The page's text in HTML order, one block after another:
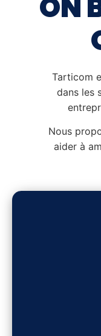
Tarticom
dans les
Nous
aider à